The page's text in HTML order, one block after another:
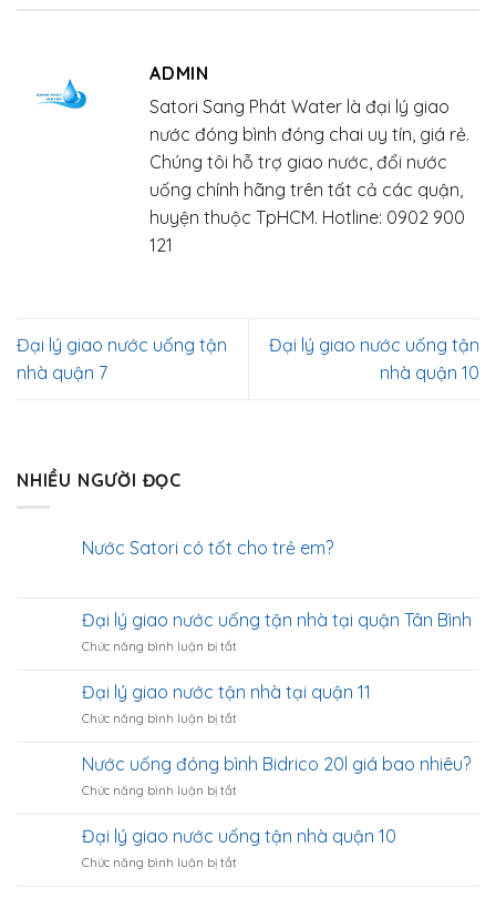
ADMIN
Satori Sang Phát Water là đại lý giao
nước đóng bình đóng chai uy tín, giá rẻ.
Chúng tôi hỗ trợ giao nước, đổi nước
uống chính hãng trên tất cả các quận,
huyện thuộc TpHCM. Hotline: 0902 900
121
Đại lý giao nước uống tận
nhà quận 7
Đại lý giao nước uống tận
nhà quận 10
NHIỀU NGƯỜI ĐỌC
Nước Satori có tốt cho trẻ em?
Đại lý giao nước uống tận nhà tại quận Tân Bình
Chức năng bình luận bị tắtở
giao
nước
tận
Tân
Đại lý giao nước tận nhà tại quận 11
Chức năng bình luận bị tắtở
lý
giao
nước
nhà
Nước uống đóng bình Bidrico 20l giá bao nhiêu?
Chức năng bình luận bị tắtở
uống
đóng
bình
Đại lý giao nước uống tận nhà quận 10
Chức năng bình luận bị tắtở